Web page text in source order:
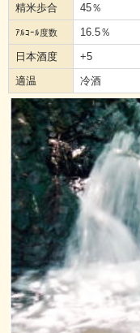
精米歩合
45％
ｱﾙｺｰﾙ度数
16.5％
日本酒度
+5
適温
冷酒